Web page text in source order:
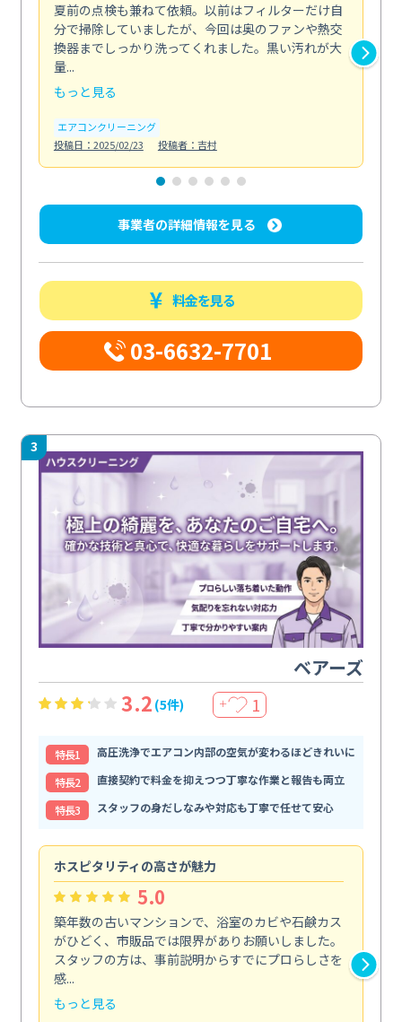
夏前の点検も兼ねて依頼。以前はフィルターだけ自
分で掃除していましたが、今回は奥のファンや熱交
換器までしっかり洗ってくれました。黒い汚れが大
量...
もっと見る
エアコンクリーニング
投稿日：2025/02/23
投稿者：吉村
事業者の詳細情報を見る
料金を見る
03-6632-7701
3
ベアーズ
3.2 (5件) ＋ 1
特⻑1
高圧洗浄でエアコン内部の空気が変わるほどきれいに
特⻑2
直接契約で料金を抑えつつ丁寧な作業と報告も両立
特⻑3
スタッフの身だしなみや対応も丁寧で任せて安心
ホスピタリティの高さが魅力
5.0
築年数の古いマンションで、浴室のカビや石鹸カス
がひどく、市販品では限界がありお願いしました。
スタッフの方は、事前説明からすでにプロらしさを
感...
もっと見る